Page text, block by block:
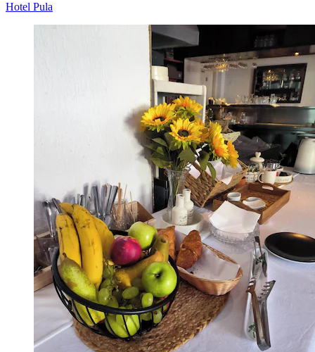
Hotel Pula